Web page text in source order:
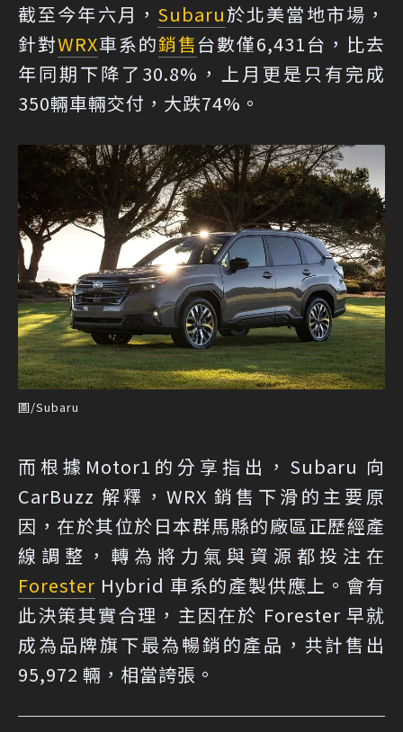
截至今年六月， Subaru於北美當地市場，
針對WRX車系的銷售台數僅6,431台，比去
年同期下降了30.8%，上月更是只有完成
350輛車輛交付，大跌74%。
圖/Subaru
而根據 Motor1 的分享指出，Subaru 向
CarBuzz 解釋，WRX 銷售下滑的主要原
因，在於其位於日本群馬縣的廠區正歷經產
線調整，轉為將力氣與資源都投注在
Forester Hybrid 車系的產製供應上。會有
此決策其實合理，主因在於 Forester 早就
成為品牌旗下最為暢銷的產品，共計售出
95,972 輛，相當誇張。